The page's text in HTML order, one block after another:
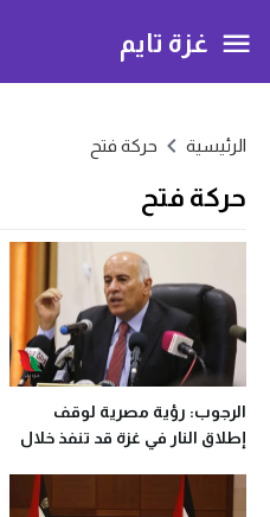
غزة تايم
الرئيسية حركة فتح
حركة فتح
الرجوب: رؤية مصرية لوقف
إطلاق النار في غزة قد تنفذ خلال